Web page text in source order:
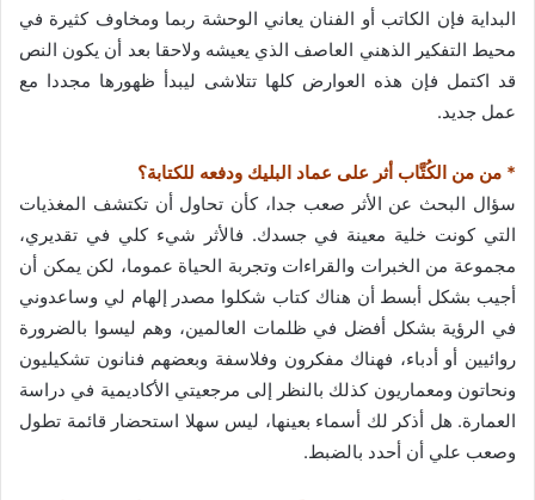
البداية فإن الكاتب أو الفنان يعاني الوحشة ربما ومخاوف كثيرة في
محيط التفكير الذهني العاصف الذي يعيشه ولاحقا بعد أن يكون النص
قد اكتمل فإن هذه العوارض كلها تتلاشى ليبدأ ظهورها مجددا مع
عمل جديد.
* من من الكُتَّاب أثر على عماد البليك ودفعه للكتابة؟
سؤال البحث عن الأثر صعب جدا، كأن تحاول أن تكتشف المغذيات
التي كونت خلية معينة في جسدك. فالأثر شيء كلي في تقديري،
مجموعة من الخبرات والقراءات وتجربة الحياة عموما، لكن يمكن أن
أجيب بشكل أبسط أن هناك كتاب شكلوا مصدر إلهام لي وساعدوني
في الرؤية بشكل أفضل في ظلمات العالمين، وهم ليسوا بالضرورة
روائيين أو أدباء، فهناك مفكرون وفلاسفة وبعضهم فنانون تشكيليون
ونحاتون ومعماريون كذلك بالنظر إلى مرجعيتي الأكاديمية في دراسة
العمارة. هل أذكر لك أسماء بعينها، ليس سهلا استحضار قائمة تطول
وصعب علي أن أحدد بالضبط.